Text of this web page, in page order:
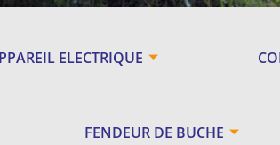
ELECTRIQUE
FENDEUR DE BUCHE